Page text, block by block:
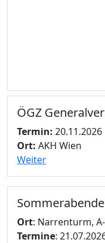
ÖGZ
Termin: 20.11.2026
Ort: AKH Wien
Weiter
Ort: Narrenturm,
Termine: